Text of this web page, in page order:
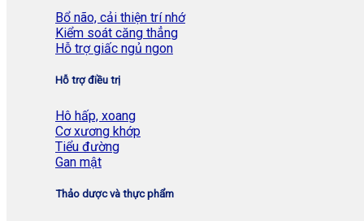
Bổ não, cải thiện trí nhớ
Kiểm soát căng thẳng
Hỗ trợ giấc ngủ ngon
Hỗ trợ điều trị
Hô hấp, xoang
Cơ xương khớp
Tiểu đường
Gan mật
Thảo dược và thực phẩm